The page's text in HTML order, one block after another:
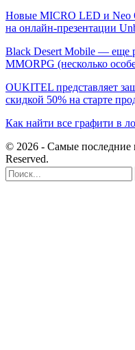
Новые MICRO LED и Neo
на онлайн-презентации
Black Desert Mobile — еще
MMORPG (несколько
OUKITEL представляет
скидкой 50% на старте
Как найти все графити в
© 2026 - Самые последние
Reserved.